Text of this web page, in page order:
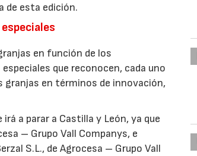
de esta edición.
en función de los
que reconocen, cada uno
granjas en términos de innovación,
a parar a Castilla y León, ya que
– Grupo Vall Companys, e
S.L., de Agrocesa – Grupo Vall